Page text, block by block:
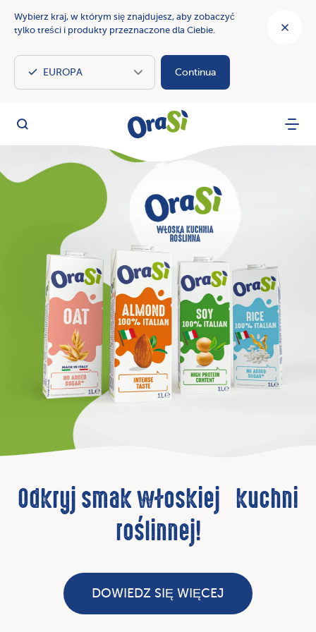
Wybierz kraj, w którym się znajdujesz, aby zobaczyć
tylko treści i produkty przeznaczone dla Ciebie.
Continua
OraSì
Szukaj
Menu
OraSì: smak natury z naszymi napojami i kremami roślinnymi
Roślinny ekspert od
profesjonalnego cappuccino
DOWIEDZ SIĘ WIĘCEJ